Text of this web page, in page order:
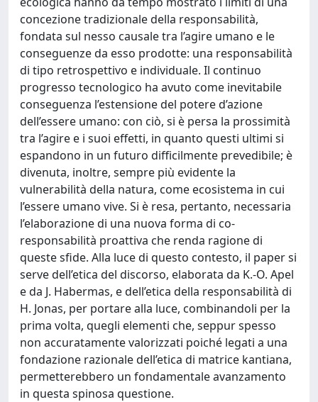
concezione tradizionale della responsabilità,
fondata sul nesso causale tra l’agire umano e le
conseguenze da esso prodotte: una responsabilità
di tipo retrospettivo e individuale. Il continuo
progresso tecnologico ha avuto come inevitabile
conseguenza l’estensione del potere d’azione
dell’essere umano: con ciò, si è persa la prossimità
tra l’agire e i suoi effetti, in quanto questi ultimi si
espandono in un futuro difficilmente prevedibile; è
divenuta, inoltre, sempre più evidente la
vulnerabilità della natura, come ecosistema in cui
l’essere umano vive. Si è resa, pertanto, necessaria
l’elaborazione di una nuova forma di co-
responsabilità proattiva che renda ragione di
queste sfide. Alla luce di questo contesto, il paper si
serve dell’etica del discorso, elaborata da K.-O. Apel
e da J. Habermas, e dell’etica della responsabilità di
H. Jonas, per portare alla luce, combinandoli per la
prima volta, quegli elementi che, seppur spesso
non accuratamente valorizzati poiché legati a una
fondazione razionale dell’etica di matrice kantiana,
permetterebbero un fondamentale avanzamento
in questa spinosa questione.